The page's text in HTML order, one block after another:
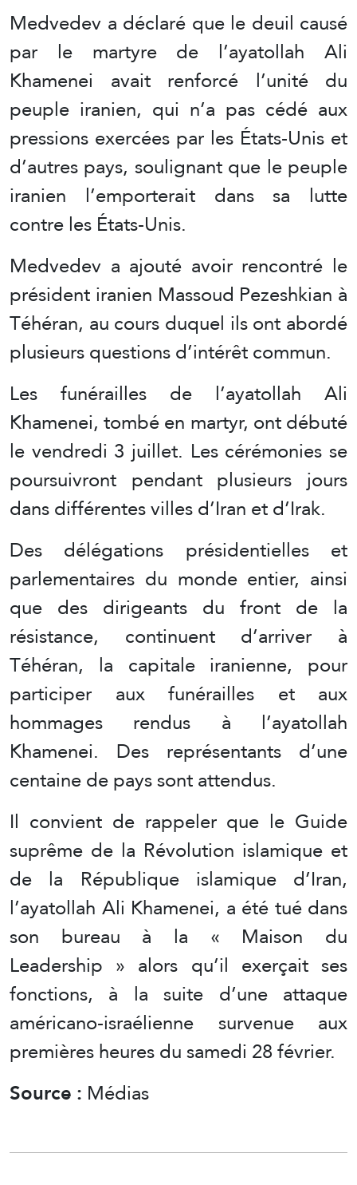
Medvedev a déclaré que le deuil causé
par le martyre de l’ayatollah Ali
Khamenei avait renforcé l’unité du
peuple iranien, qui n’a pas cédé aux
pressions exercées par les États-Unis et
d’autres pays, soulignant que le peuple
iranien l’emporterait dans sa lutte
contre les États-Unis.
Medvedev a ajouté avoir rencontré le
président iranien Massoud Pezeshkian à
Téhéran, au cours duquel ils ont abordé
plusieurs questions d’intérêt commun.
Les funérailles de l’ayatollah Ali
Khamenei, tombé en martyr, ont débuté
le vendredi 3 juillet. Les cérémonies se
poursuivront pendant plusieurs jours
dans différentes villes d’Iran et d’Irak.
Des délégations présidentielles et
parlementaires du monde entier, ainsi
que des dirigeants du front de la
résistance, continuent d’arriver à
Téhéran, la capitale iranienne, pour
participer aux funérailles et aux
hommages rendus à l’ayatollah
Khamenei. Des représentants d’une
centaine de pays sont attendus.
Il convient de rappeler que le Guide
suprême de la Révolution islamique et
de la République islamique d’Iran,
l’ayatollah Ali Khamenei, a été tué dans
son bureau à la « Maison du
Leadership » alors qu’il exerçait ses
fonctions, à la suite d’une attaque
américano-israélienne survenue aux
premières heures du samedi 28 février.
Source : Médias